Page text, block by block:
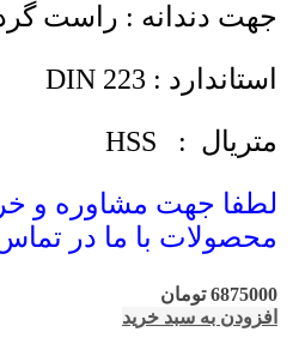
جهت دندانه : راست
استاندارد : DIN 223
متریال : HSS
لطفا جهت مشاوره و
محصولات با ما در
6875000 تومان
افزودن به سبد خرید